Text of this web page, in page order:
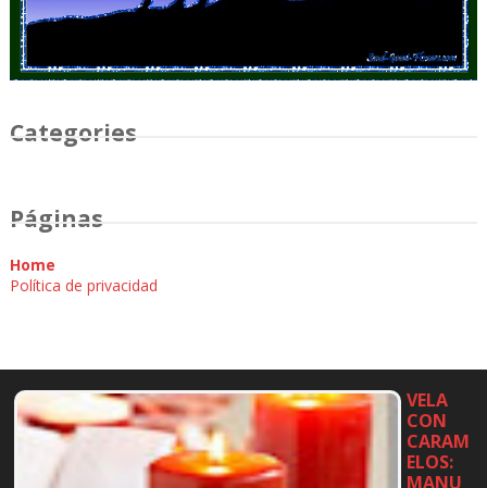
Categories
Páginas
Home
Política de privacidad
VELA
CON
CARAM
ELOS:
MANU